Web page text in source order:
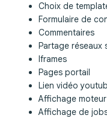
Choix de
Formulaire de
Commentaires
Partage réseaux
Iframes
Pages portail
Lien vidéo
Affichage
Affichage de